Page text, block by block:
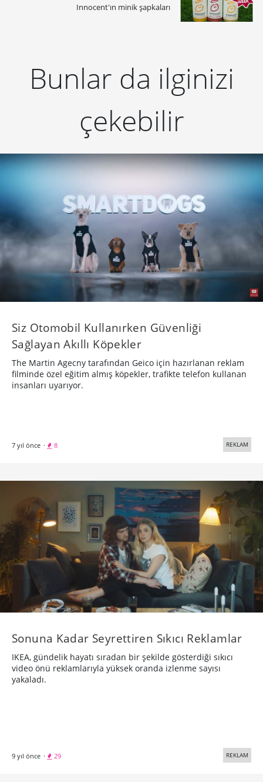
Innocent'ın minik şapkaları
Bunlar da ilginizi
çekebilir
Siz Otomobil Kullanırken Güvenliği
Sağlayan Akıllı Köpekler
The Martin Agecny tarafından Geico için hazırlanan reklam
filminde özel eğitim almış köpekler, trafikte telefon kullanan
insanları uyarıyor.
7 yıl önce · 8 REKLAM
Sonuna Kadar Seyrettiren Sıkıcı Reklamlar
IKEA, gündelik hayatı sıradan bir şekilde gösterdiği sıkıcı
video önü reklamlarıyla yüksek oranda izlenme sayısı
yakaladı.
9 yıl önce · 29 REKLAM